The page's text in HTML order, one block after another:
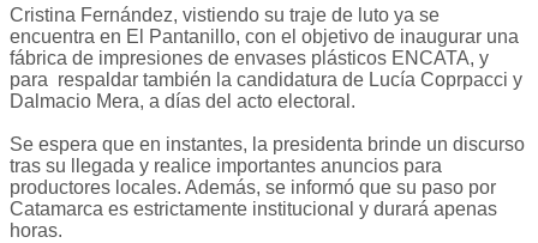
Cristina Fernández, vistiendo su traje de luto ya se
encuentra en El Pantanillo, con el objetivo de inaugurar una
fábrica de impresiones de envases plásticos ENCATA, y
para respaldar también la candidatura de Lucía Coprpacci y
Dalmacio Mera, a días del acto electoral.
Se espera que en instantes, la presidenta brinde un discurso
tras su llegada y realice importantes anuncios para
productores locales. Además, se informó que su paso por
Catamarca es estrictamente institucional y durará apenas
horas.